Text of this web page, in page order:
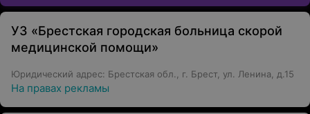
УЗ «Брестская городская больница скорой
медицинской помощи»
Юридический адрес: Брестская обл., г. Брест, ул. Ленина, д.15
На правах рекламы